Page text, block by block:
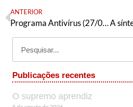
ANTERIOR
Programa Antivírus (27/03/2023)
Publicações recentes
O supremo aprendiz